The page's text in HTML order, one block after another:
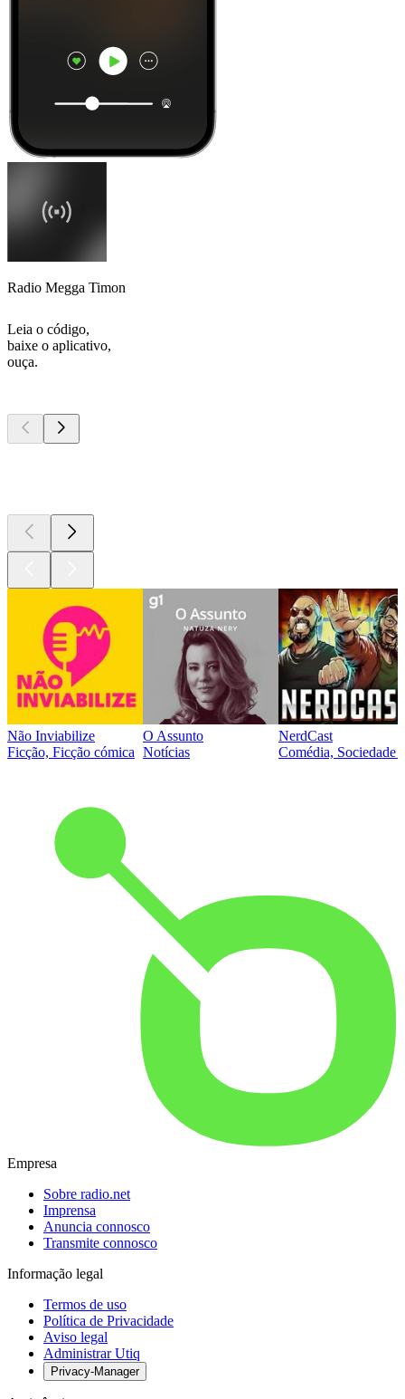
Radio Megga Timon
Leia o código,
baixe o aplicativo,
ouça.
Não Inviabilize
Ficção, Ficção cómica
O Assunto
Notícias
NerdCast
Comédia, Sociedade
Empresa
Sobre radio.net
Imprensa
Anuncia connosco
Transmite connosco
Informação legal
Termos de uso
Política de Privacidade
Aviso legal
Administrar Utiq
Privacy-Manager